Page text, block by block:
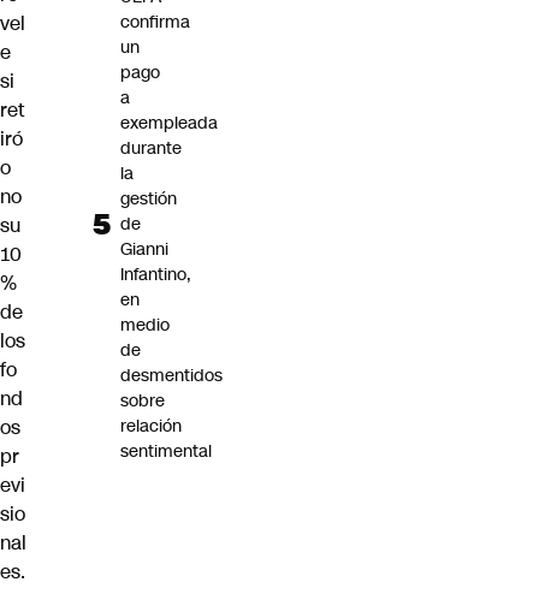
vel
e
si
ret
iró
o
no
su
10
%
de
los
fo
nd
os
pr
evi
sio
nal
es.
confirma
un
pago
a
exempleada
durante
la
gestión
de
Gianni
Infantino,
en
medio
de
desmentidos
sobre
relación
sentimental